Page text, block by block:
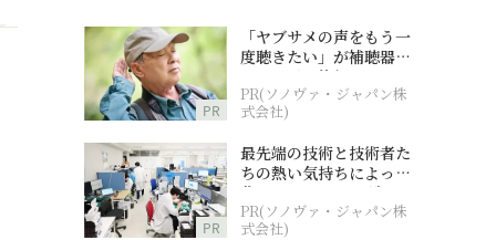
PR
「ヤブサメの声をもう一
度聴きたい」が補聴器チ
ャレンジの後押しに
PR(ソノヴァ・ジャパン株
式会社)
PR
最先端の技術と技術者た
ちの熱い気持ちによって
作られているオーダーメ
イド補聴器
PR(ソノヴァ・ジャパン株
式会社)